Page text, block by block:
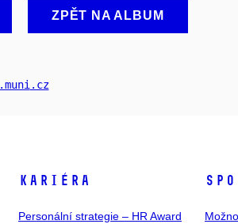
ZPĚT NA ALBUM
.muni .cz
KARIÉRA
Personální strategie – HR Award